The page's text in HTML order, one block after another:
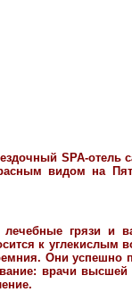
SPA-отель
видом на
грязи и
к углекислым
Они успешно
врачи высшей